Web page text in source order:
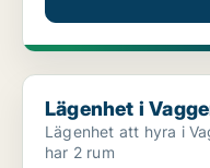
Lägenhet i Vaggeryd,
Lägenhet i
Lägenhet att hyra i
har 2 rum